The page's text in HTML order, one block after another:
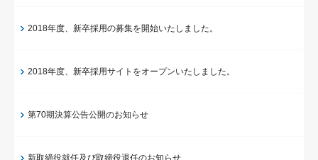
2018年度、新卒採用の募集を開始いたしました。
2018年度、新卒採用サイトをオープンいたしました。
第70期決算公告公開のお知らせ
新取締役就任及び取締役退任のお知らせ